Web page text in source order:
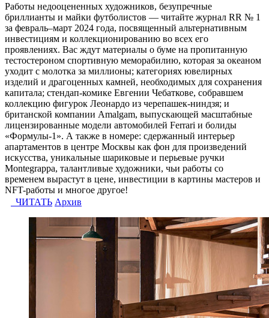
Работы недооцененных художников, безупречные
бриллианты и майки футболистов — читайте журнал RR № 1
за февраль–март 2024 года, посвященный альтернативным
инвестициям и коллекционированию во всех его
проявлениях. Вас ждут материалы о буме на пропитанную
тестостероном спортивную меморабилию, которая за океаном
уходит с молотка за миллионы; категориях ювелирных
изделий и драгоценных камней, необходимых для сохранения
капитала; стендап-комике Евгении Чебаткове, собравшем
коллекцию фигурок Леонардо из черепашек-ниндзя; и
британской компании Amalgam, выпускающей масштабные
лицензированные модели автомобилей Ferrari и болиды
«Формулы-1». А также в номере: сдержанный интерьер
апартаментов в центре Москвы как фон для произведений
искусства, уникальные шариковые и перьевые ручки
Montegrappa, талантливые художники, чьи работы со
временем вырастут в цене, инвестиции в картины мастеров и
NFT-работы и многое другое!
ЧИТАТЬ Архив